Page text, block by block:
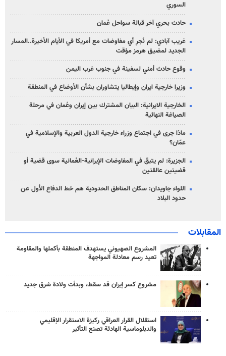
السوري
حادث بحري آخر قبالة سواحل عُمان
غريب آبادي: لم نُجرِ أي مفاوضات مع أمريكا في الأيام الأخيرة..المسار
الجديد لمضيق هرمز مؤقت
وقوع حادث أمني لسفينة في جنوب غرب اليمن
وزيرا خارجية ايران وإيطاليا يتشاوران بشأن الأوضاع في المنطقة
الخارجية الايرانية: البيان المشترك بين إيران وعُمان في مرحلة
الصياغة النهائية
ماذا جرى في اجتماع وزراء خارجية الدول العربية والإسلامية في
عمّان؟
الجزيرة: لم يتبقّ في المفاوضات الإيرانية-العُمانية سوى قضية أو
قضيتين عالقتين
اللواء جاويدان: سكان المناطق الحدودية هم خط الدفاع الأول عن
حدود البلاد
المقابلات
المشروع الصهيوني يستهدف المنطقة بأكملها والمقاومة
تعيد رسم معادلة المواجهة
مشروع كسر إيران قد سقط، وبدأت ولادة شرق جديد
استقلال القرار العراقي ركيزة الاستقرار الإقليمي
والدبلوماسية الهادئة تصنع التأثير